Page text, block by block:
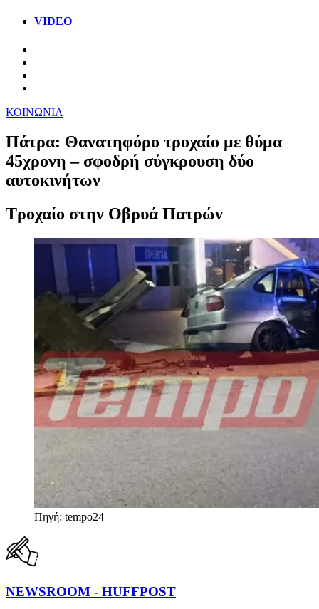
VIDEO
ΚΟΙΝΩΝΙΑ
Πάτρα: Θανατηφόρο τροχαίο με θύμα
45χρονη – σφοδρή σύγκρουση δύο
αυτοκινήτων
Τροχαίο στην Οβρυά Πατρών
Πηγή: tempo24
NEWSROOM - HUFFPOST